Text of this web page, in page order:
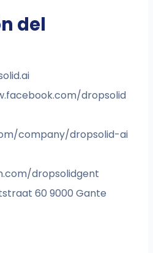
del
dropsolid
company/dropsolid-ai
dropsolidgent
60 9000 Gante